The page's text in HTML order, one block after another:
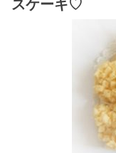
スケーキ♡